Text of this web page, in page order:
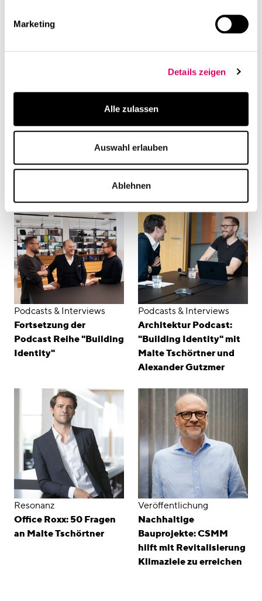
Marketing
Details zeigen
Alle zulassen
Auswahl erlauben
Ablehnen
Vortrag von Timo
Brehme beim Next
Frankfurt
Podcasts & Interviews
CUBE Podcast mit Timo
Brehme auf der BAU
Podcasts & Interviews
Fortsetzung der
Podcast Reihe "Building
Identity"
Podcasts & Interviews
Architektur Podcast:
"Building Identity" mit
Malte Tschörtner und
Alexander Gutzmer
Resonanz
Office Roxx: 50 Fragen
an Malte Tschörtner
Veröffentlichung
Nachhaltige
Bauprojekte: CSMM
hilft mit Revitalisierung
Klimaziele zu erreichen